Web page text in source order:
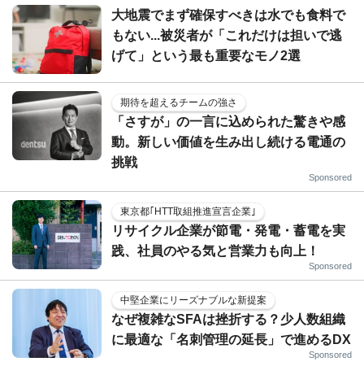
大地震でまず確保すべきは水でも食料で
もない...被災者が「これだけは担いで逃
げて」という最も重要なモノ2選
期待を超えるチームの強さ
「さすが」の一言に込められた驚きや感
動。新しい価値を生み出し続ける電通の
挑戦
Sponsored
東京都｢HTT取組推進宣言企業｣
リサイクル企業が節電・発電・蓄電を実
践、社員のやる気と営業力も向上！
Sponsored
中堅企業にリーズナブルな新提案
なぜ複雑なSFAは挫折する？少人数組織
に最適な「名刺管理の延長」で進めるDX
Sponsored